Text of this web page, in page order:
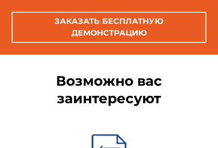
ЗАКАЗАТЬ БЕСПЛАТНУЮ
ДЕМОНСТРАЦИЮ
Возможно вас
заинтересуют